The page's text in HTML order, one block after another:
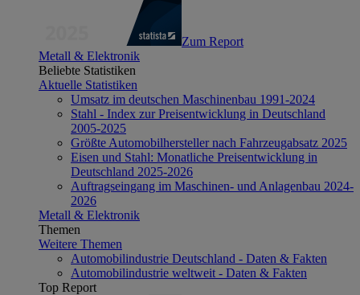
Zum Report
Metall & Elektronik
Beliebte Statistiken
Aktuelle Statistiken
Umsatz im deutschen Maschinenbau 1991-2024
Stahl - Index zur Preisentwicklung in Deutschland
2005-2025
Größte Automobilhersteller nach Fahrzeugabsatz 2025
Eisen und Stahl: Monatliche Preisentwicklung in
Deutschland 2025-2026
Auftragseingang im Maschinen- und Anlagenbau 2024-
2026
Metall & Elektronik
Themen
Weitere Themen
Automobilindustrie Deutschland - Daten & Fakten
Automobilindustrie weltweit - Daten & Fakten
Top Report